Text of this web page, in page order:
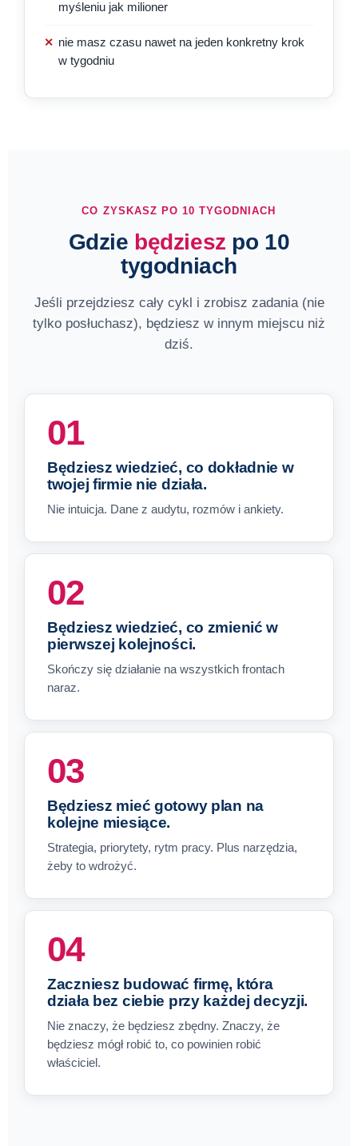
myśleniu jak milioner
✕ nie masz czasu nawet na jeden konkretny krok
w tygodniu
CO ZYSKASZ PO 10 TYGODNIACH
Gdzie będziesz po 10
tygodniach
Jeśli przejdziesz cały cykl i zrobisz zadania (nie
tylko posłuchasz), będziesz w innym miejscu niż
dziś.
01
Będziesz wiedzieć, co dokładnie w
twojej firmie nie działa.
Nie intuicja. Dane z audytu, rozmów i ankiety.
02
Będziesz wiedzieć, co zmienić w
pierwszej kolejności.
Skończy się działanie na wszystkich frontach
naraz.
03
Będziesz mieć gotowy plan na
kolejne miesiące.
Strategia, priorytety, rytm pracy. Plus narzędzia,
żeby to wdrożyć.
04
Zaczniesz budować firmę, która
działa bez ciebie przy każdej decyzji.
Nie znaczy, że będziesz zbędny. Znaczy, że
będziesz mógł robić to, co powinien robić
właściciel.